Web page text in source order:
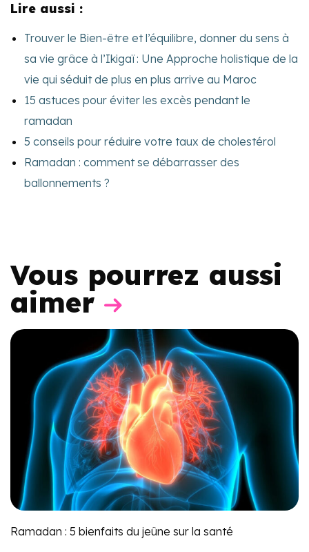
Lire aussi :
Trouver le Bien-être et l’équilibre, donner du sens à
sa vie grâce à l’Ikigaï : Une Approche holistique de la
vie qui séduit de plus en plus arrive au Maroc
15 astuces pour éviter les excès pendant le
ramadan
5 conseils pour réduire votre taux de cholestérol
Ramadan : comment se débarrasser des
ballonnements ?
Vous pourrez aussi
aimer
Ramadan : 5 bienfaits du jeûne sur la santé